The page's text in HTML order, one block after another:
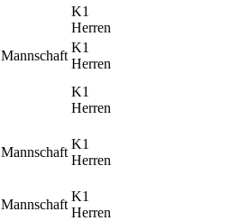
K1
Herren
Mannschaft
K1
Herren
K1
Herren
Mannschaft
K1
Herren
Mannschaft
K1
Herren